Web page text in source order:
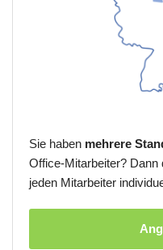
Sie haben mehrere
Office-Mitarbeiter? Dann
jeden Mitarbeiter